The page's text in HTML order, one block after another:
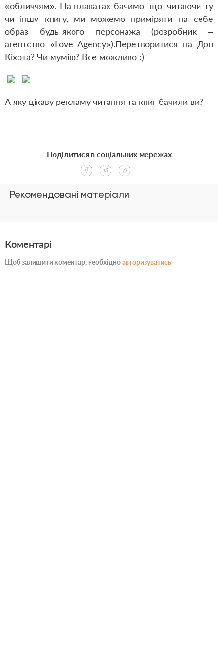
«обличчям». На плакатах бачимо, що, читаючи ту
чи іншу книгу, ми можемо приміряти на себе
образ будь-якого персонажа (розробник –
агентство «Love Agency»).Перетворитися на Дон
Кіхота? Чи мумію? Все можливо :)
А яку цікаву рекламу читання та книг бачили ви?
Рекомендовані матеріали
Поділитися в соціальних мережах
Коментарі
Щоб залишити коментар, необхідноавторизуватись